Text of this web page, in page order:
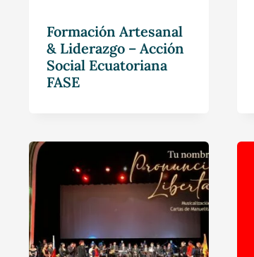
Formación Artesanal
& Liderazgo – Acción
Social Ecuatoriana
FASE